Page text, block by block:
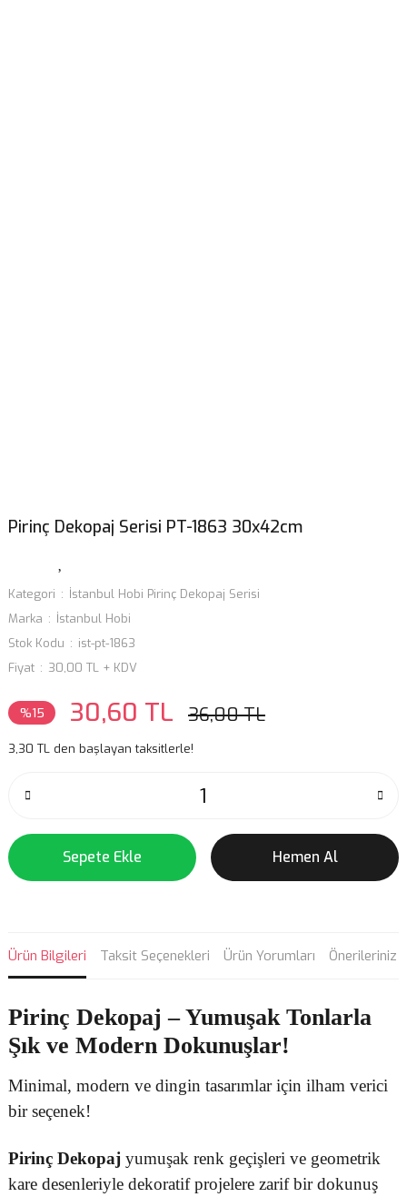
Pirinç Dekopaj Serisi PT-1863 30x42cm
Kategori
İstanbul Hobi Pirinç Dekopaj Serisi
Marka
İstanbul Hobi
Stok Kodu
ist-pt-1863
Fiyat
30,00 TL + KDV
%15 30,60 TL 36,00 TL
3,30 TL den başlayan taksitlerle!
Sepete Ekle Hemen Al
Ürün Bilgileri Taksit Seçenekleri Ürün Yorumları Önerileriniz
Pirinç Dekopaj– Yumuşak Tonlarla
Şık ve Modern Dokunuşlar!
Minimal, modern ve dingin tasarımlar için ilham verici
bir seçenek!
Pirinç Dekopaj yumuşak renk geçişleri ve geometrik
kare desenleriyle dekoratif projelere zarif bir dokunuş